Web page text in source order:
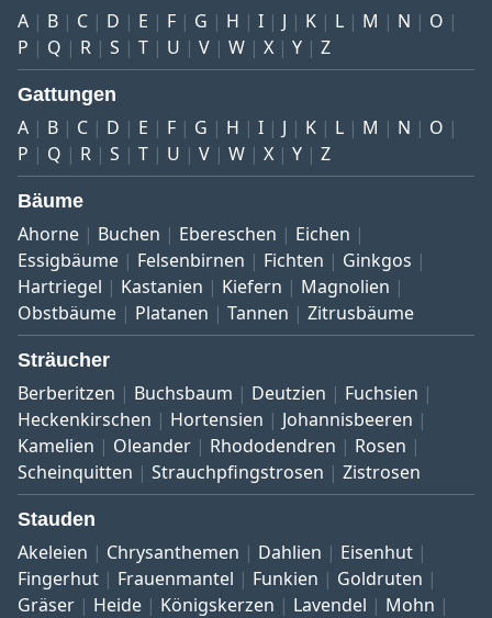
A B C D E F G H I J K L M N
O
P
Q R S T U V W X Y Z
Gattungen
A B C D E F G H I J K L M N
O
P
Q R S T U V W X Y Z
Bäume
Ahorne Buchen Ebereschen
Eichen
Essigbäume
Felsenbirnen Fichten
Ginkgos
Hartriegel
Kastanien Kiefern
Magnolien
Obstbäume
Platanen Tannen Zitrusbäume
Sträucher
Berberitzen Buchsbaum Deutzien
Fuchsien
Heckenkirschen
Hortensien
Johannisbeeren
Kamelien
Oleander Rhododendren
Rosen
Scheinquitten
Strauchpfingstrosen Zistrosen
Stauden
Akeleien Chrysanthemen Dahlien
Eisenhut
Fingerhut
Frauenmantel Funkien
Goldruten
Gräser
Heide Königskerzen Lavendel
Mohn